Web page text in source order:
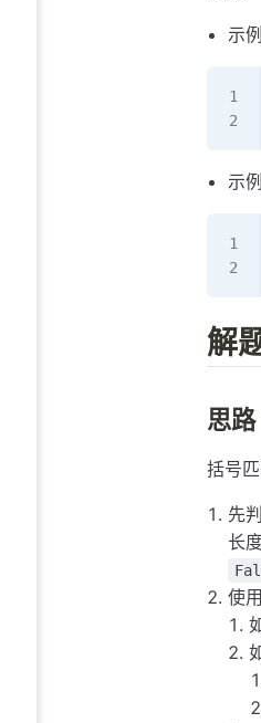
示
示
解
思
括号
先
长
使